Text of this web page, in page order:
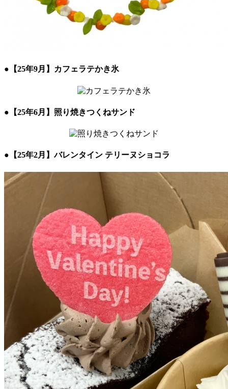
● 【25年9月】カフェラテかき氷
● 【25年6月】照り焼きつくねサンド
● 【25年2月】バレンタイン テリーヌショコラ